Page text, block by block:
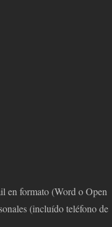
en formato (Word o Open
(incluído teléfono de